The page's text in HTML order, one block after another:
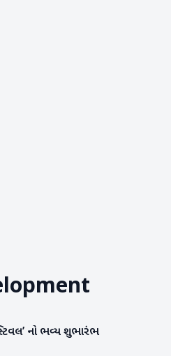
નો ભવ્ય શુભારંભ